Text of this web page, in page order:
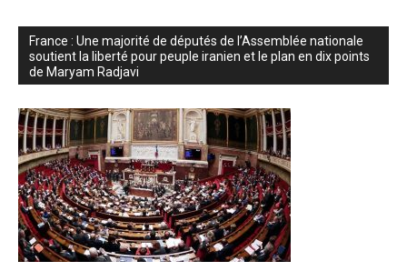
France : Une majorité de députés de l’Assemblée nationale
soutient la liberté pour peuple iranien et le plan en dix points
de Maryam Radjavi